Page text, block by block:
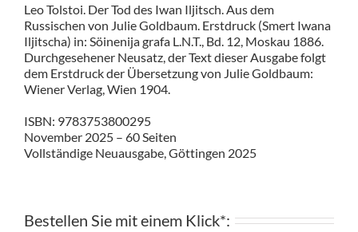
Leo Tolstoi. Der Tod des Iwan Iljitsch. Aus dem
Russischen von Julie Goldbaum. Erstdruck (Smert Iwana
Iljitscha) in: Söinenija grafa L.N.T., Bd. 12, Moskau 1886.
Durchgesehener Neusatz, der Text dieser Ausgabe folgt
dem Erstdruck der Übersetzung von Julie Goldbaum:
Wiener Verlag, Wien 1904.
ISBN: 9783753800295
November 2025 – 60 Seiten
Vollständige Neuausgabe, Göttingen 2025
Bestellen Sie mit einem Klick*: